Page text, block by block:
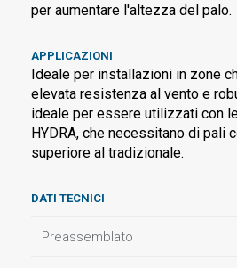
per aumentare l'altezza del palo.
APPLICAZIONI
Ideale per installazioni in zone
elevata resistenza al vento e
ideale per essere utilizzati con
HYDRA, che necessitano di pali
superiore al tradizionale.
DATI TECNICI
Preassemblato